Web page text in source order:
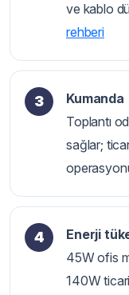
ve kablo
rehberi
Kumanda
Toplantı
sağlar;
Enerji
45W ofis
140W